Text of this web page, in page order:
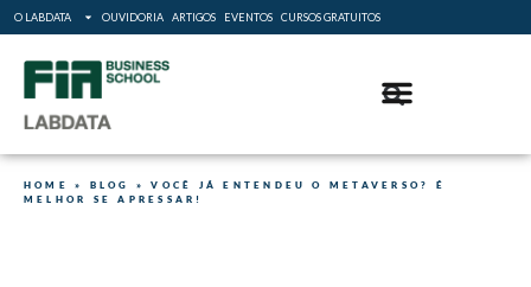
O LABDATA OUVIDORIA ARTIGOS EVENTOS CURSOS GRATUITOS
HOME » BLOG »VOCÊ JÁ ENTENDEU O METAVERSO? É
MELHOR SE APRESSAR!